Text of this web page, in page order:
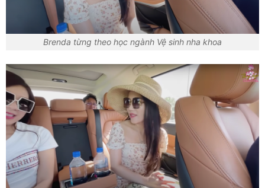
Brenda từng theo học ngành Vệ sinh nha khoa